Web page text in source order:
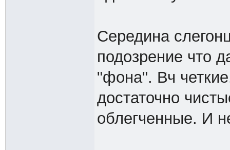
Середина
подозрение что
"фона". Вч
достаточно
облегченные. И